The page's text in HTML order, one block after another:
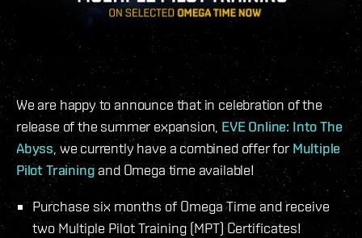
We are happy to announce that in celebration of the
release of the summer expansion, EVE Online: Into The
Abyss , we currently have a combined offer forMultiple
Pilot Trainingand Omega time available!
Purchase six months of Omega Time and receive
two Multiple Pilot Training (MPT) Certificates!